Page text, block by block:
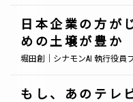
日本企業の方が
めの土壌が豊か
堀田創｜シナモンAI 執行役員
もし、あのテレ